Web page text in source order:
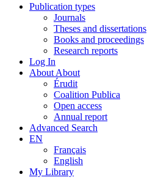
Publication types
Journals
Theses and dissertations
Books and proceedings
Research reports
Log In
About About
Érudit
Coalition Publica
Open access
Annual report
Advanced Search
EN
Français
English
My Library